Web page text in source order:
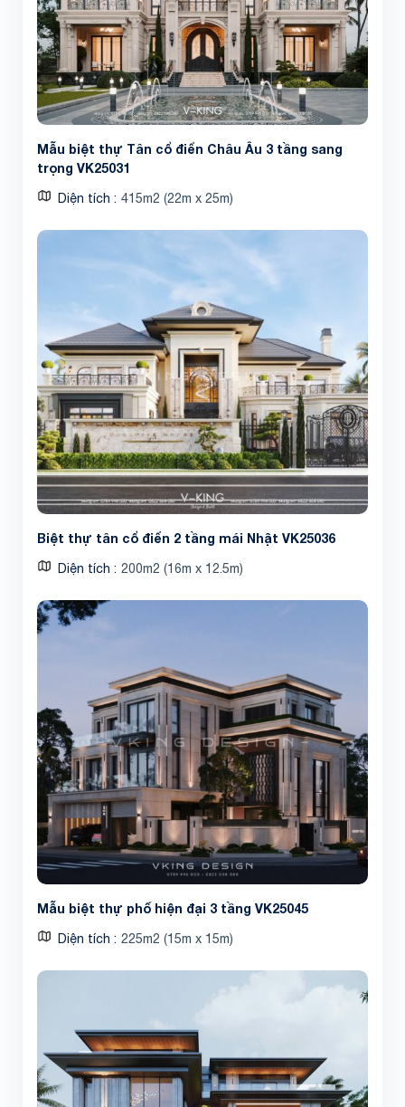
Mẫu biệt thự Tân cổ điển Châu Âu 3 tầng sang
trọng VK25031
Diện tích 415m2 (22m x 25m)
Biệt thự tân cổ điển 2 tầng mái Nhật VK25036
Diện tích 200m2 (16m x 12.5m)
Mẫu biệt thự phố hiện đại 3 tầng VK25045
Diện tích 225m2 (15m x 15m)